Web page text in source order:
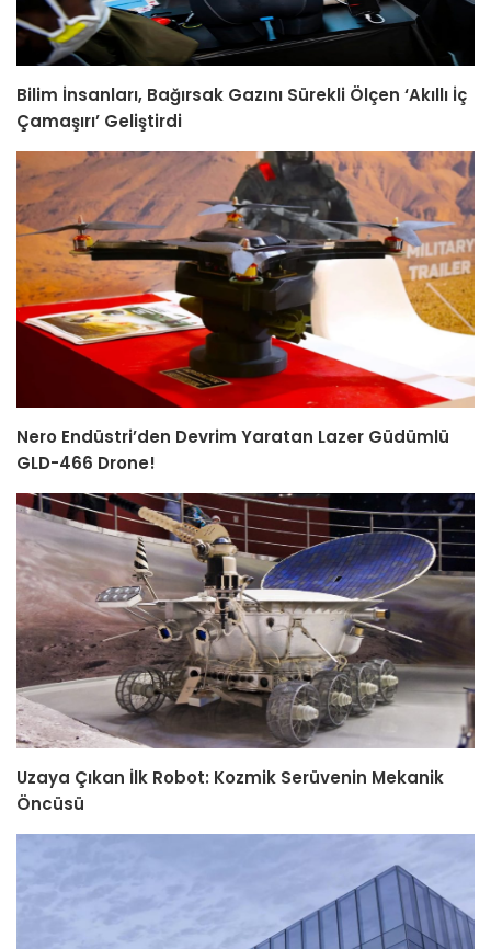
Bilim İnsanları, Bağırsak Gazını Sürekli Ölçen ‘Akıllı İç
Çamaşırı’ Geliştirdi
Nero Endüstri’den Devrim Yaratan Lazer Güdümlü
GLD-466 Drone!
Uzaya Çıkan İlk Robot: Kozmik Serüvenin Mekanik
Öncüsü